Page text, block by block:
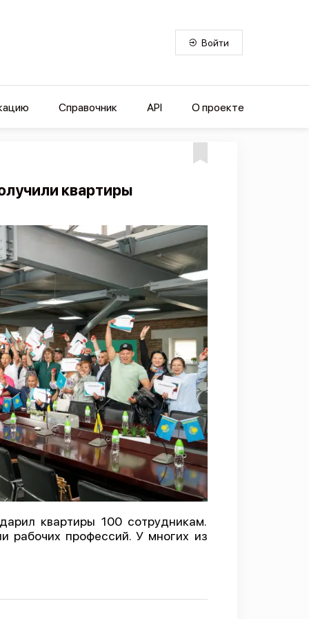
Войти
Справочник API О проекте
квартиры
квартиры 100 сотрудникам.
рабочих профессий. У многих из